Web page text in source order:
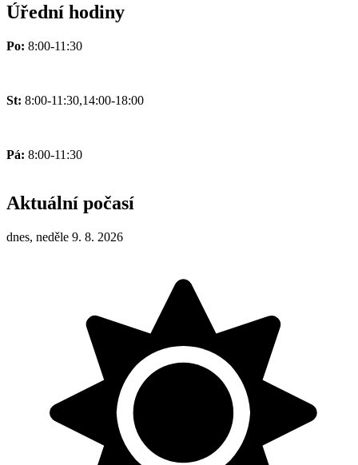
Úřední hodiny
Po: 8:00-11:30
St: 8:00-11:30,14:00-18:00
Pá: 8:00-11:30
Aktuální počasí
dnes, neděle 9. 8. 2026